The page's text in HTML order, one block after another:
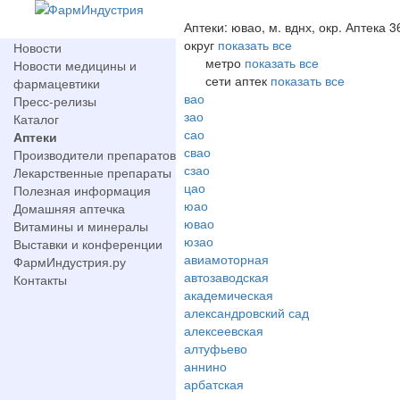
Новости
Новости медицины и
фармацевтики
Пресс-релизы
Каталог
Аптеки
Производители препаратов
Лекарственные препараты
Полезная информация
Домашняя аптечка
Витамины и минералы
Выставки и конференции
ФармИндустрия.ру
Контакты
Аптеки: ювао, м. вднх, окр. Аптека
округ показать все
метро показать все
сети аптек показать все
вао
зао
сао
свао
сзао
цао
юао
ювао
юзао
авиамоторная
автозаводская
академическая
александровский сад
алексеевская
алтуфьево
аннино
арбатская